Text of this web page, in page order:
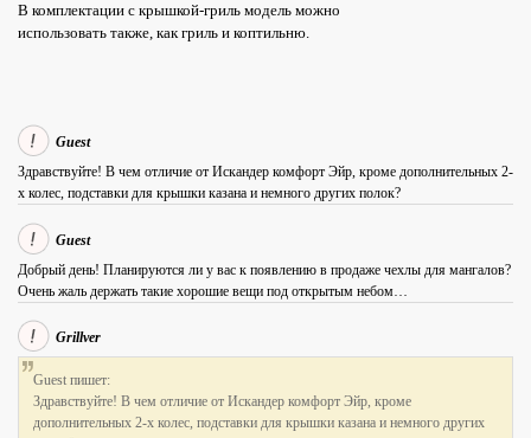
В комплектации с крышкой-гриль модель можно
использовать также, как гриль и коптильню.
Guest
Здравствуйте! В чем отличие от Искандер комфорт Эйр, кроме дополнительных 2-
х колес, подставки для крышки казана и немного других полок?
Guest
Добрый день! Планируются ли у вас к появлению в продаже чехлы для мангалов?
Очень жаль держать такие хорошие вещи под открытым небом…
Grillver
Guest пишет:
Здравствуйте! В чем отличие от Искандер комфорт Эйр, кроме
дополнительных 2-х колес, подставки для крышки казана и немного других